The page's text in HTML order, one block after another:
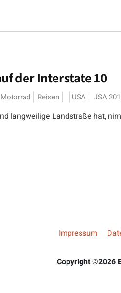
der Interstate 10
Motorrad Reisen USA USA
langweilige Landstraße hat,
Impressum
Copyright ©2026